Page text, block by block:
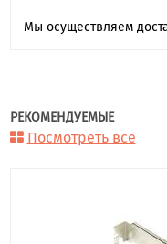
Мы осуществляем
РЕКОМЕНДУЕМЫЕ
Посмотреть все